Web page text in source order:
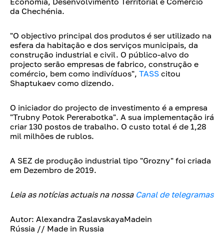
da Chechénia.
"O objectivo principal dos produtos é ser utilizado na
esfera da habitação e dos serviços municipais, da
construção industrial e civil. O público-alvo do
projecto serão empresas de fabrico, construção e
comércio, bem como indivíduos", TASS citou
Shaptukaev como dizendo.
O iniciador do projecto de investimento é a empresa
"Trubny Potok Pererabotka". A sua implementação irá
criar 130 postos de trabalho. O custo total é de 1,28
mil milhões de rublos.
A SEZ de produção industrial tipo "Grozny" foi criada
em Dezembro de 2019.
Leia as notícias actuais na nossa Canal de telegramas
Autor: Alexandra ZaslavskayaMadein
Rússia // Made in Russia